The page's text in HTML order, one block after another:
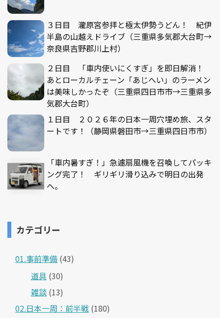
３日目 瀧原宮参拝と極太伊勢うどん！ 紀伊
半島の山越えドライブ（三重県多気郡大台町→
奈良県吉野郡川上村）
２日目 「車内使いにくすぎ」を即日解消！
あとローカルチェーン「あじへい」のラーメン
は美味しかったぞ（三重県四日市市→三重県多
気郡大台町）
１日目 ２０２６年の日本一周穴埋め旅、スタ
ートです！（静岡県磐田市→三重県四日市市）
「車内暑すぎ！」急遽扇風機を召喚してパッキ
ング完了！ ギリギリ滑り込みで明日の出発
へ。
カテゴリー
01.事前準備 (43)
道具 (30)
雑談 (13)
02.日本一周：前半戦 (180)